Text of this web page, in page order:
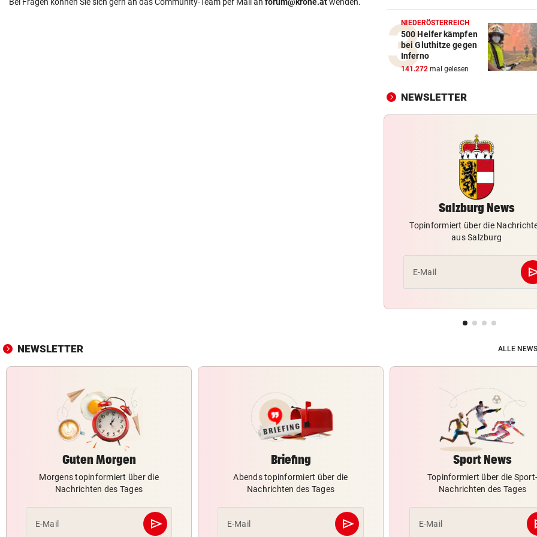
Einbruch bei Wasserrettung:
sind fassungslos“
SALZBURGER FESTSPIELE vor
Mozarts herrlich kühne
SO SIEHT MAN SIE GUT
Wo Sternschnuppen auf
Sonnenfinsternis treffen
„WERMUTSTROPFEN“
Verletzter Salzburg-Kicker:
Diagnose ist da!
NIEDERÖSTERREICH
500 Helfer kämpfen
bei Gluthitze gegen
Inferno
141.272 mal gelesen
NEWSLETTER
Salzburg News
Topinformiert über die
aus Salzburg
E-Mail
NEWSLETTER ALLE
Guten Morgen
Morgens topinformiert über die
Nachrichten des Tages
E-Mail send
Abschicken
Briefing
Abends topinformiert über die
Nachrichten des Tages
E-Mail send
Abschicken
Sport News
Topinformiert über die Sport-
Nachrichten des Tages
E-Mail